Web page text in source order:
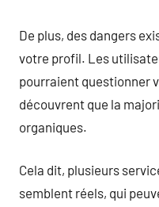
De plus, des dangers
votre profil. Les
pourraient questionner
découvrent que la
organiques.
Cela dit, plusieurs
semblent réels, qui